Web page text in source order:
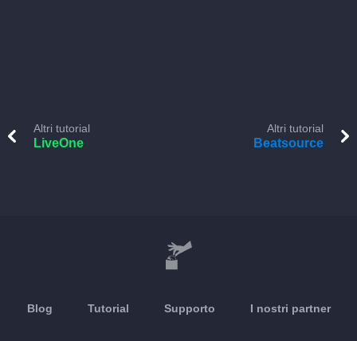
Altri tutorial
LiveOne
Altri tutorial
Beatsource
Blog Tutorial Supporto I nostri partner